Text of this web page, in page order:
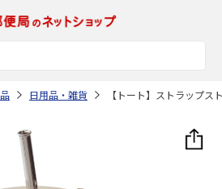
日用品・雑貨 【トート】ストラップ